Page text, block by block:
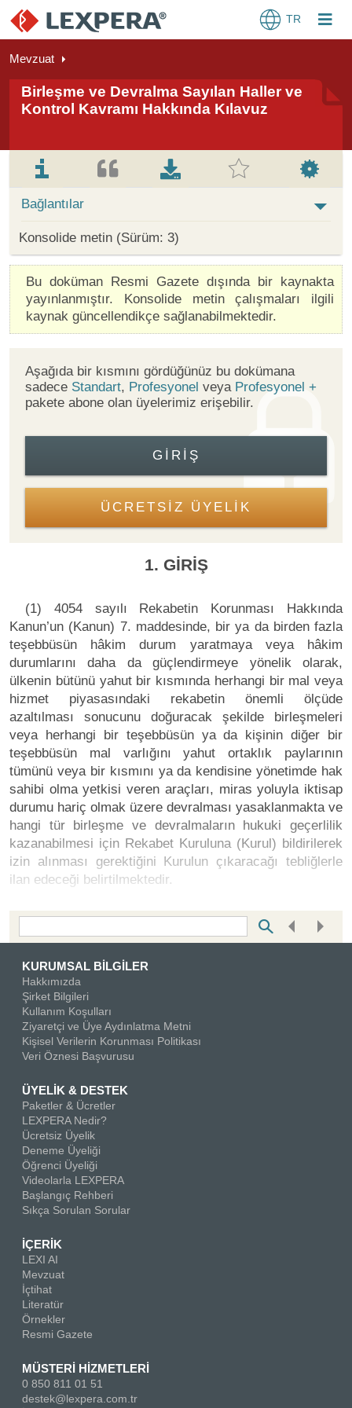
TR
Mevzuat
Birleşme ve Devralma Sayılan Haller ve
Kontrol Kavramı Hakkında Kılavuz
Bağlantılar
Konsolide metin (Sürüm: 3)
Bu doküman Resmi Gazete dışında bir kaynakta
yayınlanmıştır. Konsolide metin çalışmaları ilgili
kaynak güncellendikçe sağlanabilmektedir.
Aşağıda bir kısmını gördüğünüz bu dokümana
sadece Standart, Profesyonel veya Profesyonel +
pakete abone olan üyelerimiz erişebilir.
GIRIŞ
ÜCRETSİZ ÜYELİK
1. GİRİŞ
(1) 4054 sayılı Rekabetin Korunması Hakkında
Kanun’un (Kanun) 7. maddesinde, bir ya da birden fazla
teşebbüsün hâkim durum yaratmaya veya hâkim
durumlarını daha da güçlendirmeye yönelik olarak,
ülkenin bütünü yahut bir kısmında herhangi bir mal veya
hizmet piyasasındaki rekabetin önemli ölçüde
azaltılması sonucunu doğuracak şekilde birleşmeleri
veya herhangi bir teşebbüsün ya da kişinin diğer bir
teşebbüsün mal varlığını yahut ortaklık paylarının
tümünü veya bir kısmını ya da kendisine yönetimde hak
sahibi olma yetkisi veren araçları, miras yoluyla iktisap
durumu hariç olmak üzere devralması yasaklanmakta ve
hangi tür birleşme ve devralmaların hukuki geçerlilik
kazanabilmesi için Rekabet Kuruluna (Kurul) bildirilerek
izin alınması gerektiğini Kurulun çıkaracağı tebliğlerle
ilan edeceği belirtilmektedir.
KURUMSAL BİLGİLER
Hakkımızda
Şirket Bilgileri
Kullanım Koşulları
Ziyaretçi ve Üye Aydınlatma Metni
Kişisel Verilerin Korunması Politikası
Veri Öznesi Başvurusu
ÜYELİK & DESTEK
Paketler & Ücretler
LEXPERA Nedir?
Ücretsiz Üyelik
Deneme Üyeliği
Öğrenci Üyeliği
Videolarla LEXPERA
Başlangıç Rehberi
Sıkça Sorulan Sorular
İÇERİK
LEXI AI
Mevzuat
İçtihat
Literatür
Örnekler
Resmi Gazete
MÜSTERİ HİZMETLERİ
0 850 811 01 51
destek@lexpera.com.tr